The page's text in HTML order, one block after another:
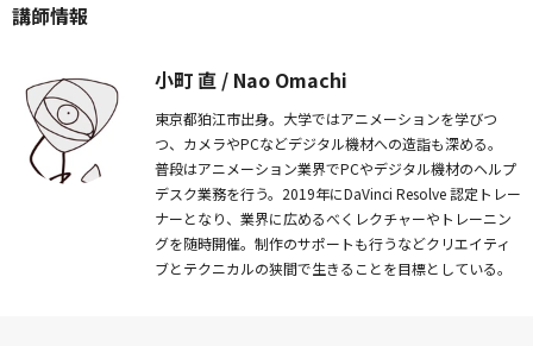
講師情報
小町 直 / Nao Omachi
東京都狛江市出身。大学ではアニメーションを学びつ
つ、カメラやPCなどデジタル機材への造詣も深める。
普段はアニメーション業界でPCやデジタル機材のヘルプ
デスク業務を行う。2019年にDaVinci Resolve 認定トレー
ナーとなり、業界に広めるべくレクチャーやトレーニン
グを随時開催。制作のサポートも行うなどクリエイティ
ブとテクニカルの狭間で生きることを目標としている。